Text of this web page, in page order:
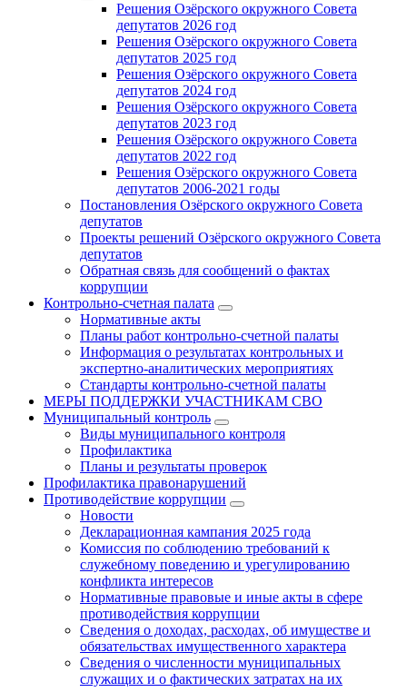
Решения Озёрского окружного Совета
депутатов 2026 год
Решения Озёрского окружного Совета
депутатов 2025 год
Решения Озёрского окружного Совета
депутатов 2024 год
Решения Озёрского окружного Совета
депутатов 2023 год
Решения Озёрского окружного Совета
депутатов 2022 год
Решения Озёрского окружного Совета
депутатов 2006-2021 годы
Постановления Озёрского окружного Совета
депутатов
Проекты решений Озёрского окружного Совета
депутатов
Обратная связь для сообщений о фактах
коррупции
Контрольно-счетная палата
Нормативные акты
Планы работ контрольно-счетной палаты
Информация о результатах контрольных и
экспертно-аналитических мероприятиях
Стандарты контрольно-счетной палаты
МЕРЫ ПОДДЕРЖКИ УЧАСТНИКАМ СВО
Муниципальный контроль
Виды муниципального контроля
Профилактика
Планы и результаты проверок
Профилактика правонарушений
Противодействие коррупции
Новости
Декларационная кампания 2025 года
Комиссия по соблюдению требований к
служебному поведению и урегулированию
конфликта интересов
Нормативные правовые и иные акты в сфере
противодействия коррупции
Сведения о доходах, расходах, об имуществе и
обязательствах имущественного характера
Сведения о численности муниципальных
служащих и о фактических затратах на их